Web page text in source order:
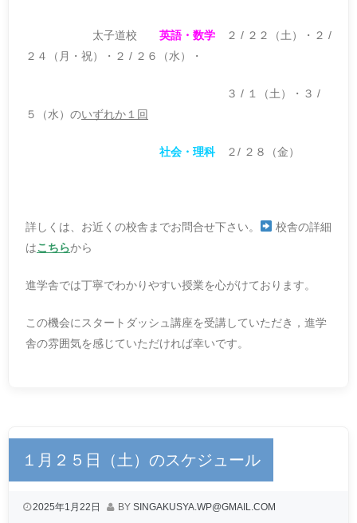
太子道校 英語・数学 ２ / ２２（土）・２ /
２４（月・祝）・２ / ２６（水）・
３ / １（土）・３ /
５（水）のいずれか１回
社会・理科２/ ２８（金）
詳しくは、お近くの校舎までお問合せ下さい。
校舎の詳細
はこちらから
進学舎では丁寧でわかりやすい授業を心がけております。
この機会にスタートダッシュ講座を受講していただき，進学
舎の雰囲気を感じていただければ幸いです。
１月２５日（土）のスケジュール
2025年1月22日 BY SINGAKUSYA.WP@GMAIL.COM